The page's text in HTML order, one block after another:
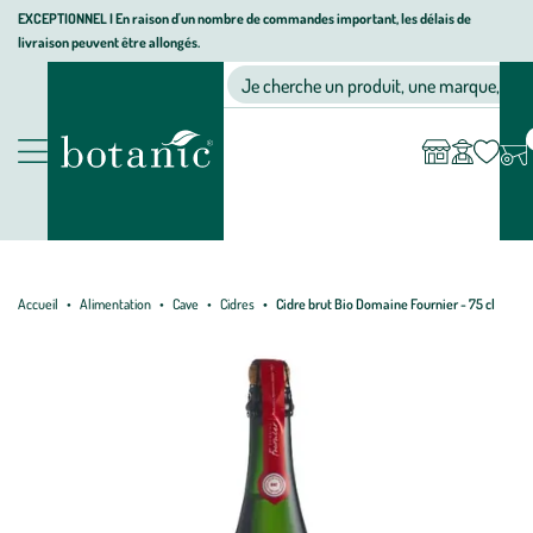
Aller
Aller
au
Aller
au
page
EXCEPTIONNEL I En raison d'un nombre de commandes important, les délais de
livraison peuvent être allongés.
Nos produits
Jardinerie écologique, animalerie, décoration, alimentation bio
Je cherche un produit, une marque, un
compte
Accueil Alimentation Cave Cidres Cidre brut Bio Domaine Fournier - 75 cl